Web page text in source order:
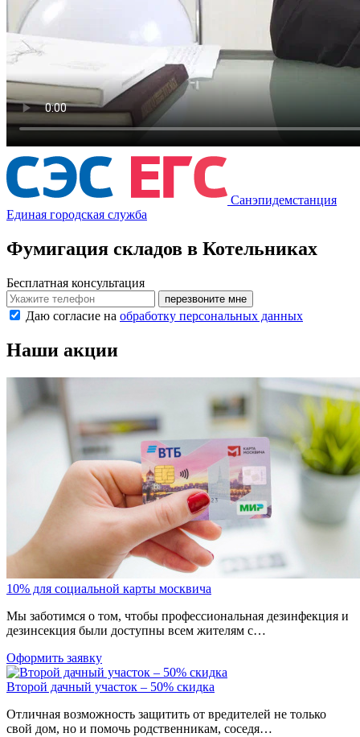
Санэпидемстанция
Единая городская служба
Фумигация складов в Котельниках
Бесплатная консультация
перезвоните мне
Даю согласие на обработку персональных данных
Наши акции
10% для социальной карты москвича
Мы заботимся о том, чтобы профессиональная дезинфекция и
дезинсекция были доступны всем жителям с…
Оформить заявку
Второй дачный участок – 50% скидка
Отличная возможность защитить от вредителей не только
свой дом, но и помочь родственникам, соседя…